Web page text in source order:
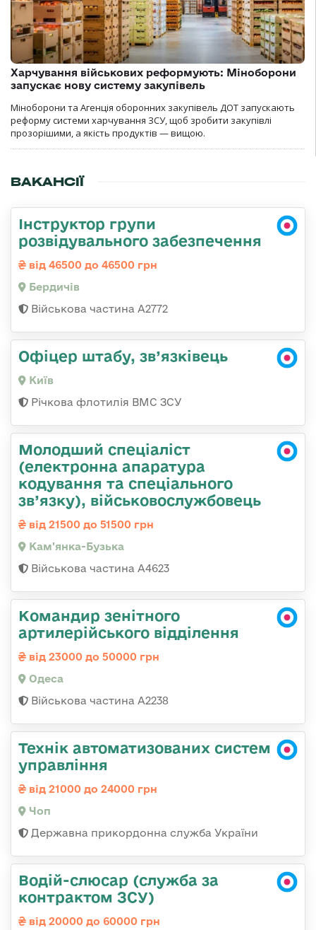
Харчування військових реформують: Міноборони
запускає нову систему закупівель
Міноборони та Агенція оборонних закупівель ДОТ запускають
реформу системи харчування ЗСУ, щоб зробити закупівлі
прозорішими, а якість продуктів — вищою.
ВАКАНСІЇ
Інструктор групи
розвідувального забезпечення
від 46500 до 46500 грн
Бердичів
Військова частина А2772
Офіцер штабу, зв’язківець
Київ
Річкова флотилія ВМС ЗСУ
Молодший спеціаліст
(електронна апаратура
кодування та спеціального
зв’язку), військовослужбовець
від 21500 до 51500 грн
Кам'янка-Бузька
Військова частина А4623
Командир зенітного
артилерійського відділення
від 23000 до 50000 грн
Одеса
Військова частина А2238
Технік автоматизованих систем
управління
від 21000 до 24000 грн
Чоп
Державна прикордонна служба України
Водій-слюсар (служба за
контрактом ЗСУ)
від 20000 до 60000 грн